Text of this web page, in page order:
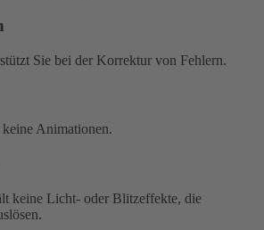
Sie bei der Korrektur von Fehlern.
Animationen.
keine Licht- oder Blitzeffekte, die